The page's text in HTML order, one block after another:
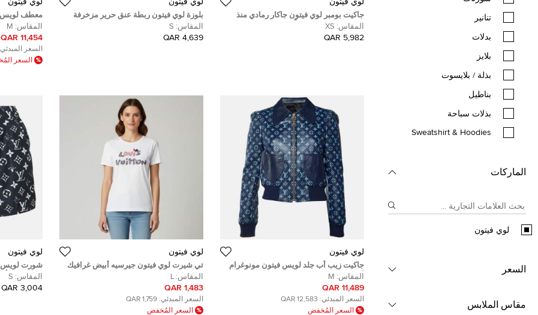
تنانير
بدلات
بلايز
بذلة / بلايسوت
بناطيل
بذلات سباحة
Sweatshirt & Hoodies
الماركات
لوي فيتون
السعر
مقاس الملابس
جاكيت بومبر لوي فيتون جاكار رمادي منذ
1854 مقاس صغير جداً - إكس سمول
المقاس: XS
5,982 QAR
بلوزة لوي فيتون ربطة عنق حرير مزخرفة
شعارية سوداء/ذهبية مقاس صغير
المقاس: S
4,639 QAR
معطف لويس
بشعار
المقاس: M
11,454 QAR
السعر
السعر
لوي فيتون
جاکيت زيب أب جلد لويس فيتون مونوغرام
أزرق كحلي مقاس وسط (ميديوم)
المقاس: M
11,489 QAR
السعر المبدئي: 12,583 QAR
السعر المُخفض
لوي فيتون
تي شيرت لوي فيتون جيرسيه أبيض غرافيك
شارة قلب مقاس كبير
المقاس: L
1,483 QAR
السعر المبدئي: 1,759 QAR
السعر المُخفض
لوي فيتون
شورت لويس
مونوغرام
(سمول)
المقاس: S
3,004 QAR